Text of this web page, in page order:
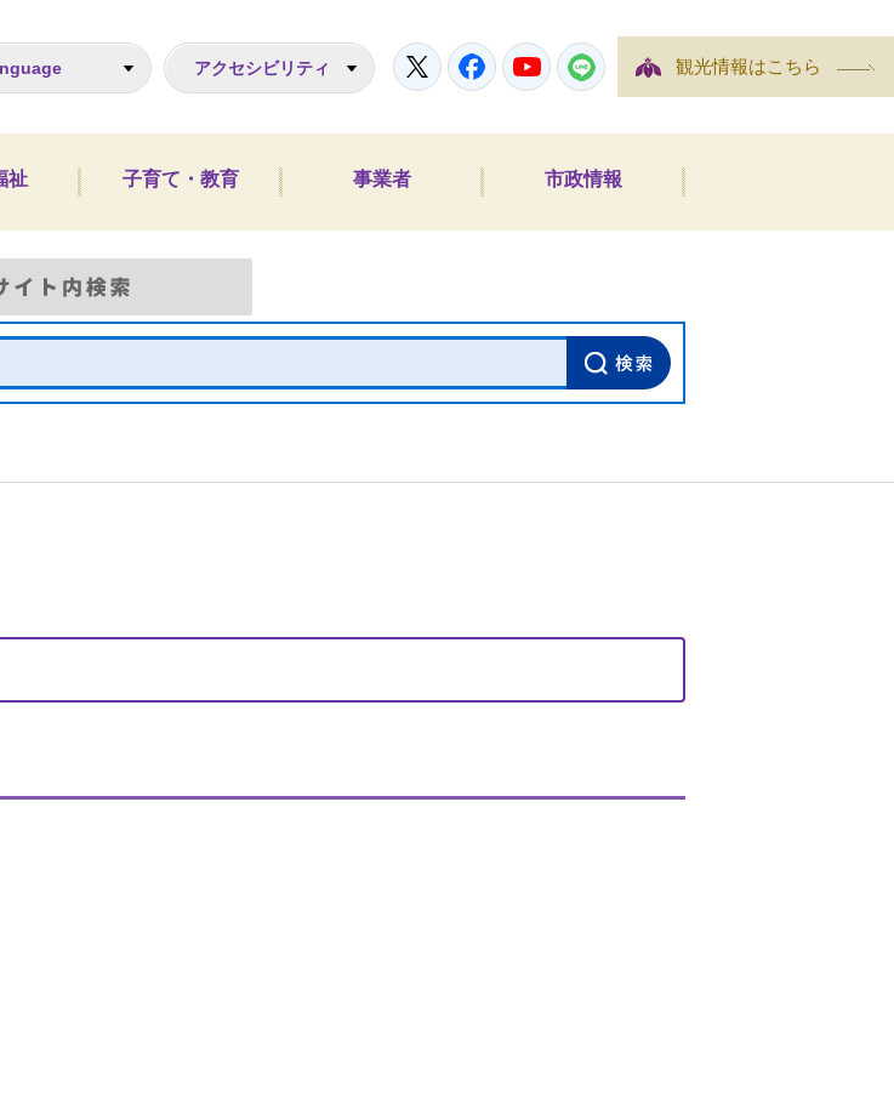
アクセシビリティ TwitterFacebookYoutubeLINE 観光情報はこちら
祉 子育て・教育 事業者 市政情報